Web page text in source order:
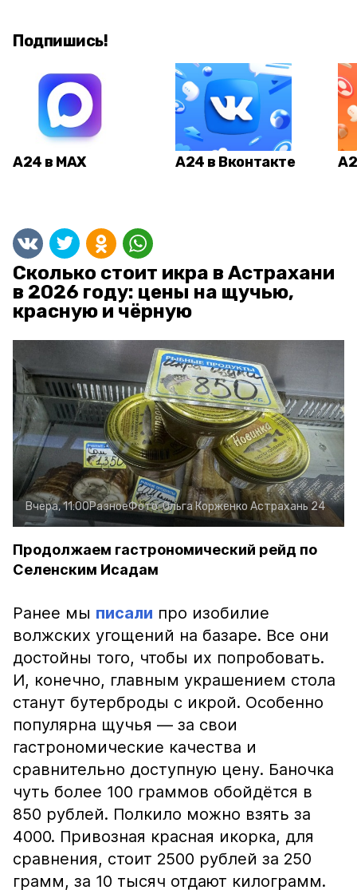
Подпишись!
А24 в MAX А24 в Вконтакте
Сколько стоит икра в Астрахани
в 2026 году: цены на щучью,
красную и чёрную
Вчера, 11:00РазноеФото:Ольга Корженко Астрахань 24
Продолжаем гастрономический рейд по
Селенским Исадам
Ранее мы писали про изобилие
волжских угощений на базаре. Все они
достойны того, чтобы их попробовать.
И, конечно, главным украшением стола
станут бутерброды с икрой. Особенно
популярна щучья — за свои
гастрономические качества и
сравнительно доступную цену. Баночка
чуть более 100 граммов обойдётся в
850 рублей. Полкило можно взять за
4000. Привозная красная икорка, для
сравнения, стоит 2500 рублей за 250
грамм, за 10 тысяч отдают килограмм.